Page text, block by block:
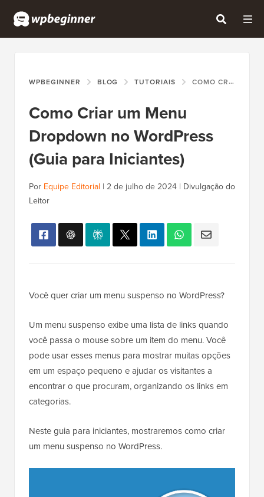
WPBEGINNER BLOG TUTORIAIS COMO CRIAR UM MENU DROPDOWN NO WORDPRESS (GUIA PARA INICIANTES)
Como Criar um Menu
Dropdown no WordPress
(Guia para Iniciantes)
Por Equipe Editorial | 2 de julho de 2024 | Divulgação do
Leitor
Você quer criar um menu suspenso no WordPress?
Um menu suspenso exibe uma lista de links quando
você passa o mouse sobre um item do menu. Você
pode usar esses menus para mostrar muitas opções
em um espaço pequeno e ajudar os visitantes a
encontrar o que procuram, organizando os links em
categorias.
Neste guia para iniciantes, mostraremos como criar
um menu suspenso no WordPress.